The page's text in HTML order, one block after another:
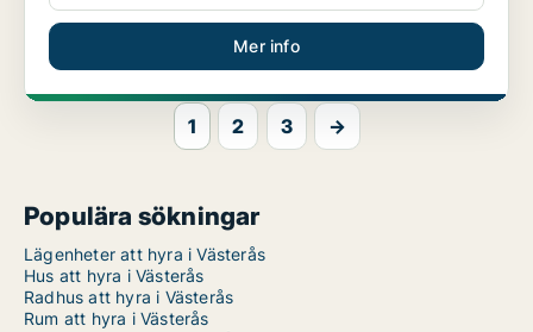
Mer info
1 2 3 →
Populära sökningar
Lägenheter att hyra i Västerås
Hus att hyra i Västerås
Radhus att hyra i Västerås
Rum att hyra i Västerås